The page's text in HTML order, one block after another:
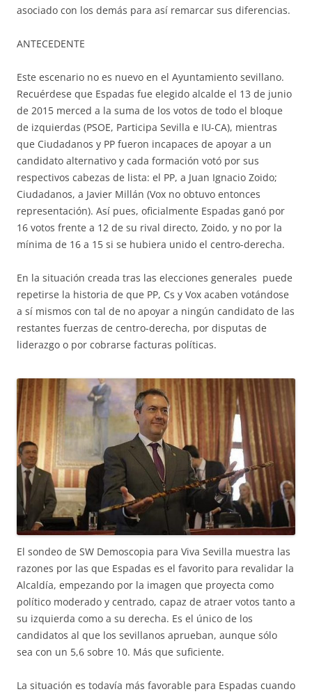
asociado con los demás para así remarcar sus diferencias.
ANTECEDENTE
Este escenario no es nuevo en el Ayuntamiento sevillano.
Recuérdese que Espadas fue elegido alcalde el 13 de junio
de 2015 merced a la suma de los votos de todo el bloque
de izquierdas (PSOE, Participa Sevilla e IU-CA), mientras
que Ciudadanos y PP fueron incapaces de apoyar a un
candidato alternativo y cada formación votó por sus
respectivos cabezas de lista: el PP, a Juan Ignacio Zoido;
Ciudadanos, a Javier Millán (Vox no obtuvo entonces
representación). Así pues, oficialmente Espadas ganó por
16 votos frente a 12 de su rival directo, Zoido, y no por la
mínima de 16 a 15 si se hubiera unido el centro-derecha.
En la situación creada tras las elecciones generales puede
repetirse la historia de que PP, Cs y Vox acaben votándose
a sí mismos con tal de no apoyar a ningún candidato de las
restantes fuerzas de centro-derecha, por disputas de
liderazgo o por cobrarse facturas políticas.
El sondeo de SW Demoscopia para Viva Sevilla muestra las
razones por las que Espadas es el favorito para revalidar la
Alcaldía, empezando por la imagen que proyecta como
político moderado y centrado, capaz de atraer votos tanto a
su izquierda como a su derecha. Es el único de los
candidatos al que los sevillanos aprueban, aunque sólo
sea con un 5,6 sobre 10. Más que suficiente.
La situación es todavía más favorable para Espadas cuando